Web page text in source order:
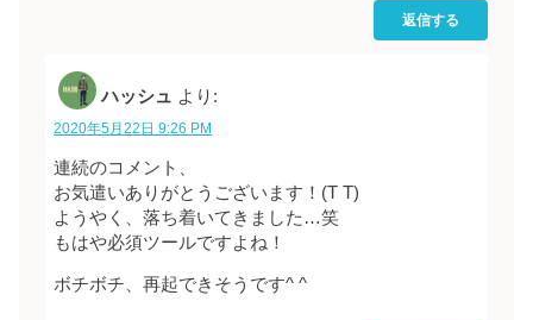
返信する
ハッシュ より:
2020年5月22日 9:26 PM
連続のコメント、
お気遣いありがとうございます！(T T)
ようやく、落ち着いてきました…笑
もはや必須ツールですよね！
ボチボチ、再起できそうです^ ^